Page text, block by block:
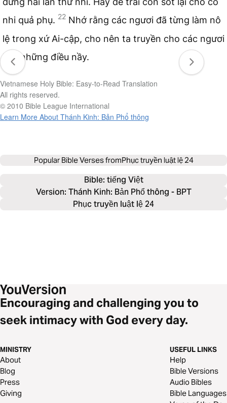
nhi quả phụ. 22 Nhớ rằng các ngươi đã từng làm nô
lệ trong xứ Ai-cập, cho nên ta truyền cho các ngươi
làm những điều nầy.
Vietnamese Holy Bible: Easy-to-Read Translation
All rights reserved.
© 2010 Bible League International
Learn More About Thánh Kinh: Bản Phổ thông
Popular Bible Verses fromPhục truyền luật lệ 24
Bible: tiếng Việt
Version: Thánh Kinh: Bản Phổ thông - BPT
Phục truyền luật lệ 24
Encouraging and challenging you to
seek intimacy with God every day.
MINISTRY
About
Blog
Press
Giving
USEFUL LINKS
Help
Bible Versions
Audio Bibles
Bible Languages